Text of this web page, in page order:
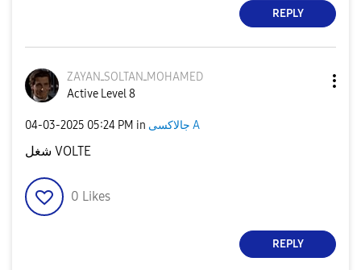
REPLY
ZAYANـSOLTANـMOHAMED
Active Level 8
‎04-03-2025 05:24 PM in جالاكسى A
شغل VOLTE
0 Likes
REPLY